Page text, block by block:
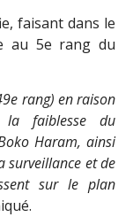
faisant dans le
au 5e rang du
rang) en raison
faiblesse du
Haram, ainsi
surveillance et de
sur le plan